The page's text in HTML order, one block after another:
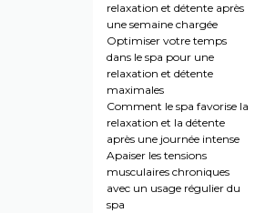
relaxation et détente après
une semaine chargée
Optimiser votre temps
dans le spa pour une
relaxation et détente
maximales
Comment le spa favorise la
relaxation et la détente
après une journée intense
Apaiser les tensions
musculaires chroniques
avec un usage régulier du
spa